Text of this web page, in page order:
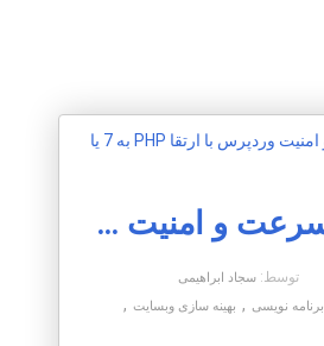
افزایش سرعت و امنیت وردپرس با ارتقا PHP به 7 یا بالاتر
توسط: سجاد ابراهیمی
برنامه نویسی , بهینه سازی وبسایت ,